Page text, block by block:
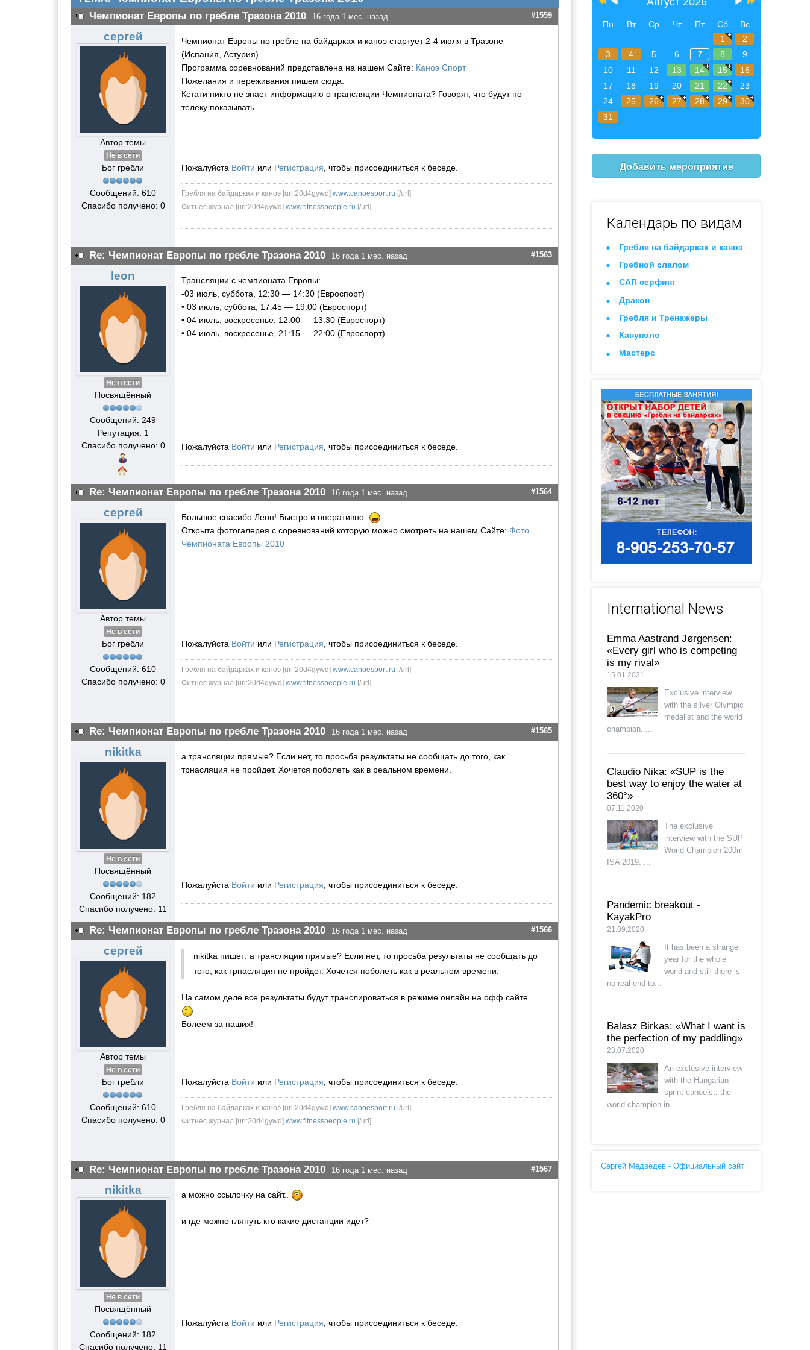
Чемпионат Европы по гребле Тразона 2010 16 года 1 мес. назад #1559
сергей
Автор темы
Не в сети
Бог гребли
Сообщений: 610
Спасибо получено: 0
Чемпионат Европы по гребле на байдарках и каноэ стартует 2-4 июля в Тразоне
(Испания, Астурия).
Программа соревнований представлена на нашем Сайте: Каноэ Спорт
Пожелания и переживания пишем сюда.
Кстати никто не знает информацию о трансляции Чемпионата? Говорят, что будут по
телеку показывать.
Пожалуйста Войти или Регистрация , чтобы присоединиться к беседе.
Гребля на байдарках и каноэ [url:20d4gywd] www.canoesport.ru [/url]
Фитнес журнал [url:20d4gywd] www.fitnesspeople.ru [/url]
Re: Чемпионат Европы по гребле Тразона 2010 16 года 1 мес. назад #1563
leon
Не в сети
Посвящённый
Сообщений: 249
Репутация: 1
Спасибо получено: 0
Трансляции с чемпионата Европы:
-03 июль, суббота, 12:30 — 14:30 (Евроспорт)
• 03 июль, суббота, 17:45 — 19:00 (Евроспорт)
• 04 июль, воскресенье, 12:00 — 13:30 (Евроспорт)
• 04 июль, воскресенье, 21:15 — 22:00 (Евроспорт)
Пожалуйста Войти или Регистрация , чтобы присоединиться к беседе.
Re: Чемпионат Европы по гребле Тразона 2010 16 года 1 мес. назад #1564
сергей
Автор темы
Не в сети
Бог гребли
Сообщений: 610
Спасибо получено: 0
Большое спасибо Леон! Быстро и оперативно.
Открыта фотогалерея с соревнований которую можно смотреть на нашем Сайте: Фото
Чемпионата Европы 2010
Пожалуйста Войти или Регистрация , чтобы присоединиться к беседе.
Гребля на байдарках и каноэ [url:20d4gywd] www.canoesport.ru [/url]
Фитнес журнал [url:20d4gywd] www.fitnesspeople.ru [/url]
Re: Чемпионат Европы по гребле Тразона 2010 16 года 1 мес. назад #1565
nikitka
Не в сети
Посвящённый
Сообщений: 182
Спасибо получено: 11
а трансляции прямые? Если нет, то просьба результаты не сообщать до того, как
трнасляция не пройдет. Хочется поболеть как в реальном времени.
Пожалуйста Войти или Регистрация , чтобы присоединиться к беседе.
Re: Чемпионат Европы по гребле Тразона 2010 16 года 1 мес. назад #1566
сергей
Автор темы
Не в сети
Бог гребли
Сообщений: 610
Спасибо получено: 0
nikitka пишет: а трансляции прямые? Если нет, то просьба результаты не сообщать до
того, как трнасляция не пройдет. Хочется поболеть как в реальном времени.
На самом деле все результаты будут транслироваться в режиме онлайн на офф сайте.
Болеем за наших!
Пожалуйста Войти или Регистрация , чтобы присоединиться к беседе.
Гребля на байдарках и каноэ [url:20d4gywd] www.canoesport.ru [/url]
Фитнес журнал [url:20d4gywd] www.fitnesspeople.ru [/url]
Re: Чемпионат Европы по гребле Тразона 2010 16 года 1 мес. назад #1567
nikitka
Не в сети
Посвящённый
Сообщений: 182
Спасибо получено: 11
а можно ссылочку на сайт..
и где можно глянуть кто какие дистанции идет?
Пожалуйста Войти или Регистрация , чтобы присоединиться к беседе.
Пн Вт Ср Чт Пт Сб
Вс
1
2
3
4 5 6 7 8
9
10
11 12 13 14 15
16
17
18 19 20 21 22
23
24
25 26 27 28 29
30
31
Добавить мероприятие
Календарь по видам
Гребля на байдарках и каноэ
Гребной слалом
САП серфинг
Дракон
Гребля и Тренажеры
Кануполо
Мастерс
International News
Emma Aastrand Jørgensen:
«Every girl who is competing
is my rival»
15.01.2021
Exclusive interview
with the silver Olympic
medalist and the world
champion. ...
Claudio Nika: «SUP is the
best way to enjoy the water at
360°»
07.11.2020
The exclusive
interview with the SUP
World Champion 200m
ISA 2019. ...
Pandemic breakout -
KayakPro
21.09.2020
It has been a strange
year for the whole
world and still there is
no real end to...
Balasz Birkas: «What I want is
the perfection of my paddling»
23.07.2020
An exclusive interview
with the Hungarian
sprint canoeist, the
world champion in...
Сергей Медведев - Официальный сайт